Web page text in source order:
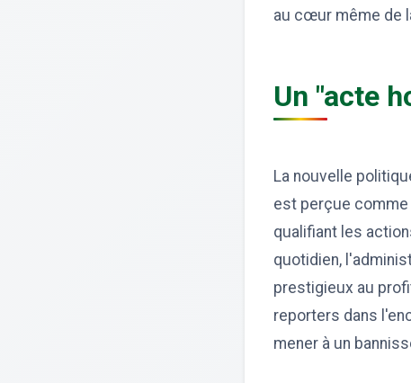
au cœur même de
Un "acte
La nouvelle
est perçue comme
qualifiant les
quotidien,
prestigieux au
reporters dans
mener à un